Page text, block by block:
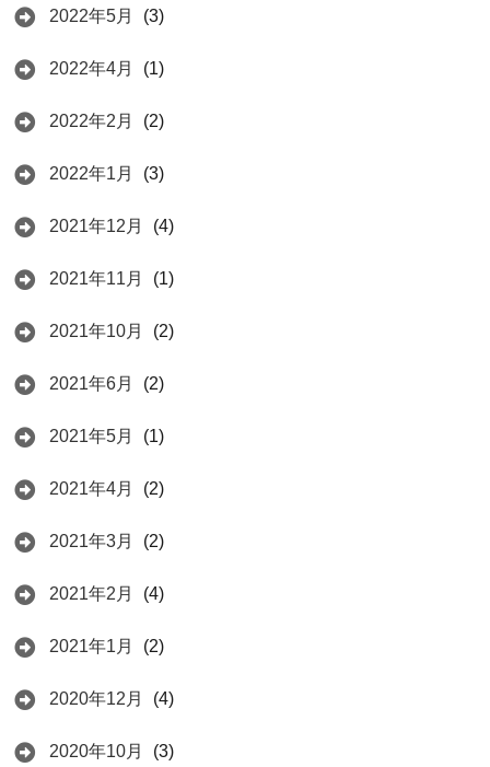
2022年5月 (3)
2022年4月 (1)
2022年2月 (2)
2022年1月 (3)
2021年12月 (4)
2021年11月 (1)
2021年10月 (2)
2021年6月 (2)
2021年5月 (1)
2021年4月 (2)
2021年3月 (2)
2021年2月 (4)
2021年1月 (2)
2020年12月 (4)
2020年10月 (3)